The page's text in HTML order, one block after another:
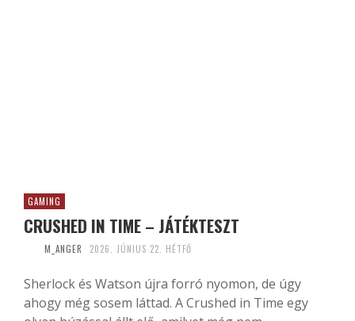
GAMING
CRUSHED IN TIME – JÁTÉKTESZT
M_ANGER 2026. JÚNIUS 22. HÉTFŐ
Sherlock és Watson újra forró nyomon, de úgy
ahogy még sosem láttad. A Crushed in Time egy